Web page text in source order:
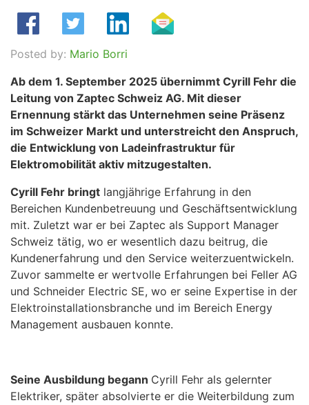
Posted by: Mario Borri
Ab dem 1. September 2025 übernimmt Cyrill Fehr die
Leitung von Zaptec Schweiz AG. Mit dieser
Ernennung stärkt das Unternehmen seine Präsenz
im Schweizer Markt und unterstreicht den Anspruch,
die Entwicklung von Ladeinfrastruktur für
Elektromobilität aktiv mitzugestalten.
Cyrill Fehr bringt langjährige Erfahrung in den
Bereichen Kundenbetreuung und Geschäftsentwicklung
mit. Zuletzt war er bei Zaptec als Support Manager
Schweiz tätig, wo er wesentlich dazu beitrug, die
Kundenerfahrung und den Service weiterzuentwickeln.
Zuvor sammelte er wertvolle Erfahrungen bei Feller AG
und Schneider Electric SE, wo er seine Expertise in der
Elektroinstallationsbranche und im Bereich Energy
Management ausbauen konnte.
Seine Ausbildung begann Cyrill Fehr als gelernter
Elektriker, später absolvierte er die Weiterbildung zum